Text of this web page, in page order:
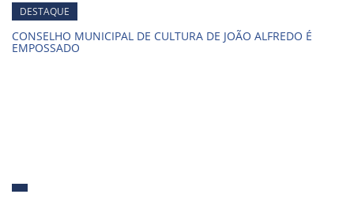
DESTAQUE
CONSELHO MUNICIPAL DE CULTURA DE JOÃO ALFREDO É
EMPOSSADO